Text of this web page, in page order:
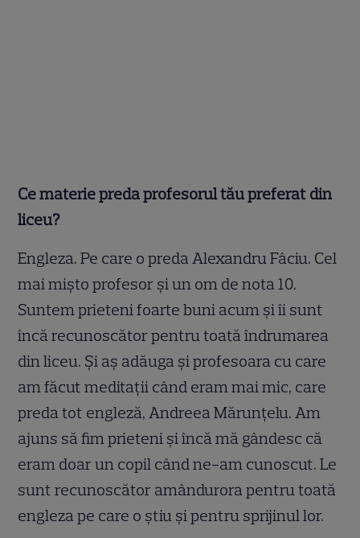
Ce materie preda profesorul tău preferat din
liceu?
Engleza. Pe care o preda Alexandru Fâciu. Cel
mai mișto profesor și un om de nota 10.
Suntem prieteni foarte buni acum și îi sunt
încă recunoscător pentru toată îndrumarea
din liceu. Și aș adăuga și profesoara cu care
am făcut meditații când eram mai mic, care
preda tot engleză, Andreea Mărunțelu. Am
ajuns să fim prieteni și încă mă gândesc că
eram doar un copil când ne-am cunoscut. Le
sunt recunoscător amândurora pentru toată
engleza pe care o știu și pentru sprijinul lor.